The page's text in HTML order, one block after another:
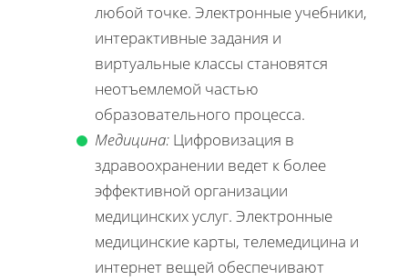
любой точке. Электронные учебники,
интерактивные задания и
виртуальные классы становятся
неотъемлемой частью
образовательного процесса.
Медицина: Цифровизация в
здравоохранении ведет к более
эффективной организации
медицинских услуг. Электронные
медицинские карты, телемедицина и
интернет вещей обеспечивают